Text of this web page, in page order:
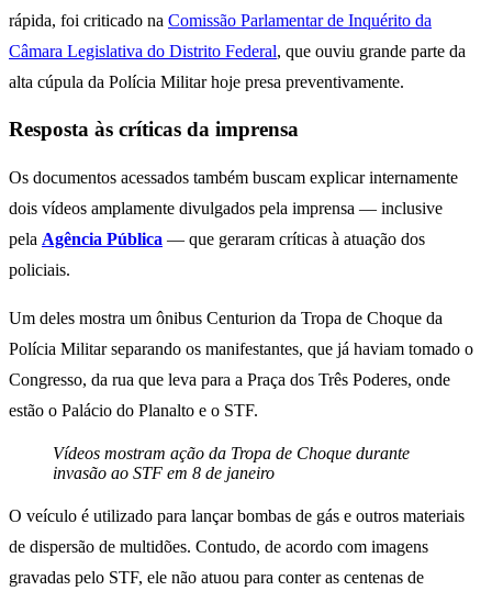
rápida, foi criticado na Comissão Parlamentar de Inquérito da
Câmara Legislativa do Distrito Federal, que ouviu grande parte da
alta cúpula da Polícia Militar hoje presa preventivamente.
Resposta às críticas da imprensa
Os documentos acessados também buscam explicar internamente
dois vídeos amplamente divulgados pela imprensa — inclusive
pela Agência Pública — que geraram críticas à atuação dos
policiais.
Um deles mostra um ônibus Centurion da Tropa de Choque da
Polícia Militar separando os manifestantes, que já haviam tomado o
Congresso, da rua que leva para a Praça dos Três Poderes, onde
estão o Palácio do Planalto e o STF.
Vídeos mostram ação da Tropa de Choque durante
invasão ao STF em 8 de janeiro
O veículo é utilizado para lançar bombas de gás e outros materiais
de dispersão de multidões. Contudo, de acordo com imagens
gravadas pelo STF, ele não atuou para conter as centenas de